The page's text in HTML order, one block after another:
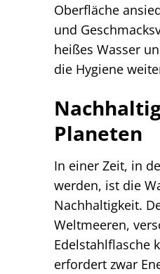
Oberfläche
und
heißes Wasser
die Hygiene
Planeten
In einer Zeit, in
werden, ist die
Nachhaltigkeit.
Weltmeeren,
Edelstahlflasche
erfordert zwar